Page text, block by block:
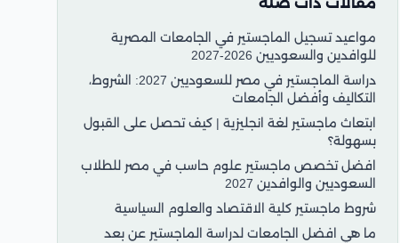
مقالات ذات صلة
مواعيد تسجيل الماجستير في الجامعات المصرية
للوافدين والسعوديين 2026-2027
دراسة الماجستير في مصر للسعوديين 2027: الشروط،
التكاليف وأفضل الجامعات
ابتعاث ماجستير لغة انجليزية | كيف تحصل على القبول
بسهولة؟
افضل تخصص ماجستير علوم حاسب في مصر للطلاب
السعوديين والوافدين 2027
شروط ماجستير كلية الاقتصاد والعلوم السياسية
ما هي افضل الجامعات لدراسة الماجستير عن بعد